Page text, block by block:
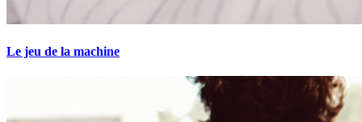
Le jeu de la machine